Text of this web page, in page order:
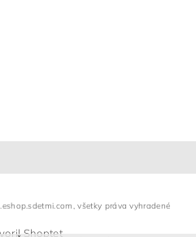
všetky práva vyhradené
Shoptet